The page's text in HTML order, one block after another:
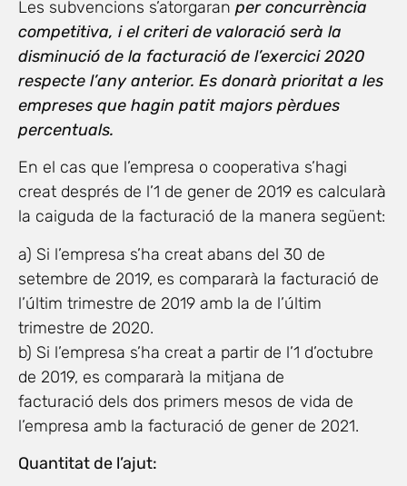
Les subvencions s’atorgaran per concurrència
competitiva, i el criteri de valoració serà la
disminució de la facturació de l’exercici 2020
respecte l’any anterior. Es donarà prioritat a les
empreses que hagin patit majors pèrdues
percentuals.
En el cas que l’empresa o cooperativa s’hagi
creat després de l’1 de gener de 2019 es calcularà
la caiguda de la facturació de la manera següent:
a) Si l’empresa s’ha creat abans del 30 de
setembre de 2019, es compararà la facturació de
l’últim trimestre de 2019 amb la de l’últim
trimestre de 2020.
b) Si l’empresa s’ha creat a partir de l’1 d’octubre
de 2019, es compararà la mitjana de
facturació dels dos primers mesos de vida de
l’empresa amb la facturació de gener de 2021.
Quantitat de l’ajut: